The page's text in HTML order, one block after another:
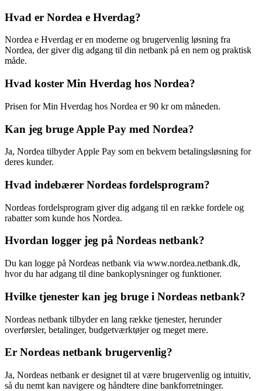
Hvad er Nordea e Hverdag?
Nordea e Hverdag er en moderne og brugervenlig løsning fra
Nordea, der giver dig adgang til din netbank på en nem og praktisk
måde.
Hvad koster Min Hverdag hos Nordea?
Prisen for Min Hverdag hos Nordea er 90 kr om måneden.
Kan jeg bruge Apple Pay med Nordea?
Ja, Nordea tilbyder Apple Pay som en bekvem betalingsløsning for
deres kunder.
Hvad indebærer Nordeas fordelsprogram?
Nordeas fordelsprogram giver dig adgang til en række fordele og
rabatter som kunde hos Nordea.
Hvordan logger jeg på Nordeas netbank?
Du kan logge på Nordeas netbank via www.nordea.netbank.dk,
hvor du har adgang til dine bankoplysninger og funktioner.
Hvilke tjenester kan jeg bruge i Nordeas netbank?
Nordeas netbank tilbyder en lang række tjenester, herunder
overførsler, betalinger, budgetværktøjer og meget mere.
Er Nordeas netbank brugervenlig?
Ja, Nordeas netbank er designet til at være brugervenlig og intuitiv,
så du nemt kan navigere og håndtere dine bankforretninger.